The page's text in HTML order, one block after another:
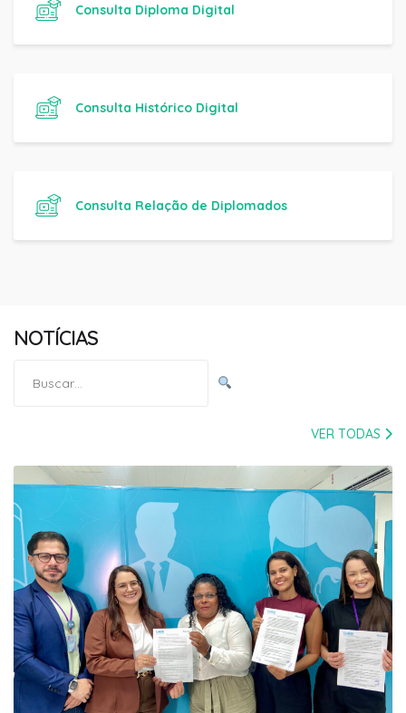
Consulta Diploma Digital
Consulta Histórico Digital
Consulta Relação de Diplomados
NOTÍCIAS
por:
VER TODAS